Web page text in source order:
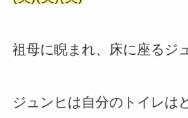
祖母に睨まれ、床に座るジ
ジュンヒは自分のトイレは